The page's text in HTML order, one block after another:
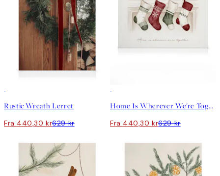
Rustic Wreath Lerret
Fra 440,30 kr629 kr
Home Is Wherever We're Together Lerret
Fra 440,30 kr629 kr